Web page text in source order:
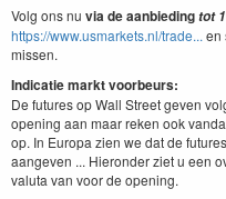
Volg ons nu via de aanbiedingtot1
https://www.usmarkets.nl/trade... en
missen.
Indicatie markt voorbeurs:
De futures op Wall Street geven
opening aan maar reken ook
op. In Europa zien we dat de
aangeven ... Hieronder ziet u een
valuta van voor de opening.